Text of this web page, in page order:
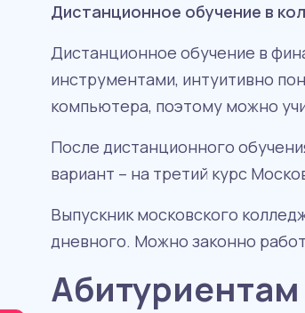
Дистанционное обучение в
Дистанционное обучение в
инструментами, интуитивно
компьютера, поэтому можно
После дистанционного
вариант – на третий курс
Выпускник московского
дневного. Можно законно
Абитуриентам